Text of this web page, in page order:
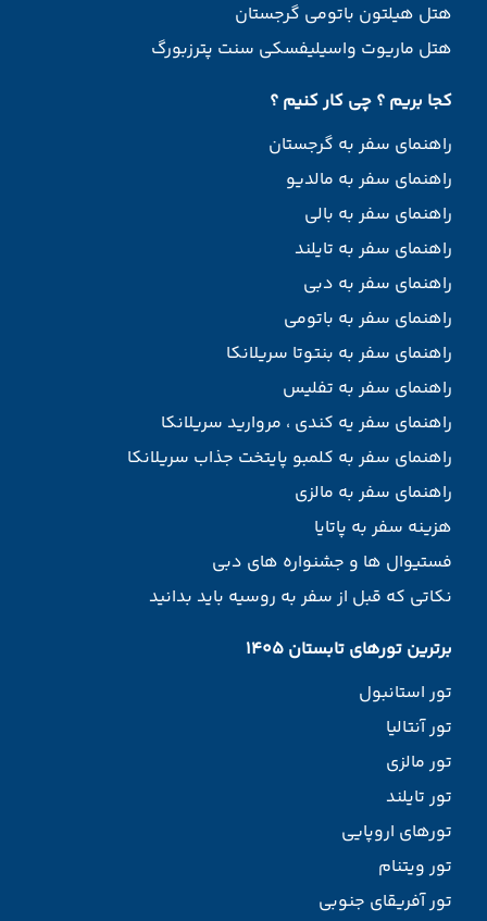
هتل هیلتون باتومی گرجستان
هتل ماریوت واسیلیفسکی سنت پترزبورگ
کجا بریم ؟ چی کار کنیم ؟
راهنمای سفر به گرجستان
راهنمای سفر به مالدیو
راهنمای سفر به بالی
راهنمای سفر به تایلند
راهنمای سفر به دبی
راهنمای سفر به باتومی
راهنمای سفر به بنتوتا سریلانکا
راهنمای سفر به تفلیس
راهنمای سفر یه کندی ، مروارید سریلانکا
راهنمای سفر به کلمبو پایتخت جذاب سریلانکا
راهنمای سفر به مالزی
هزینه سفر به پاتایا
فستیوال ها و جشنواره های دبی
نکاتی که قبل از سفر به روسیه باید بدانید
برترین تورهای تابستان 1405
تور استانبول
تور آنتالیا
تور مالزی
تور تایلند
تورهای اروپایی
تور ویتنام
تور آفریقای جنوبی